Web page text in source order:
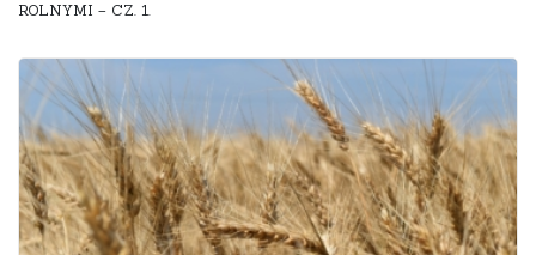
ROLNYMI – CZ. 1.